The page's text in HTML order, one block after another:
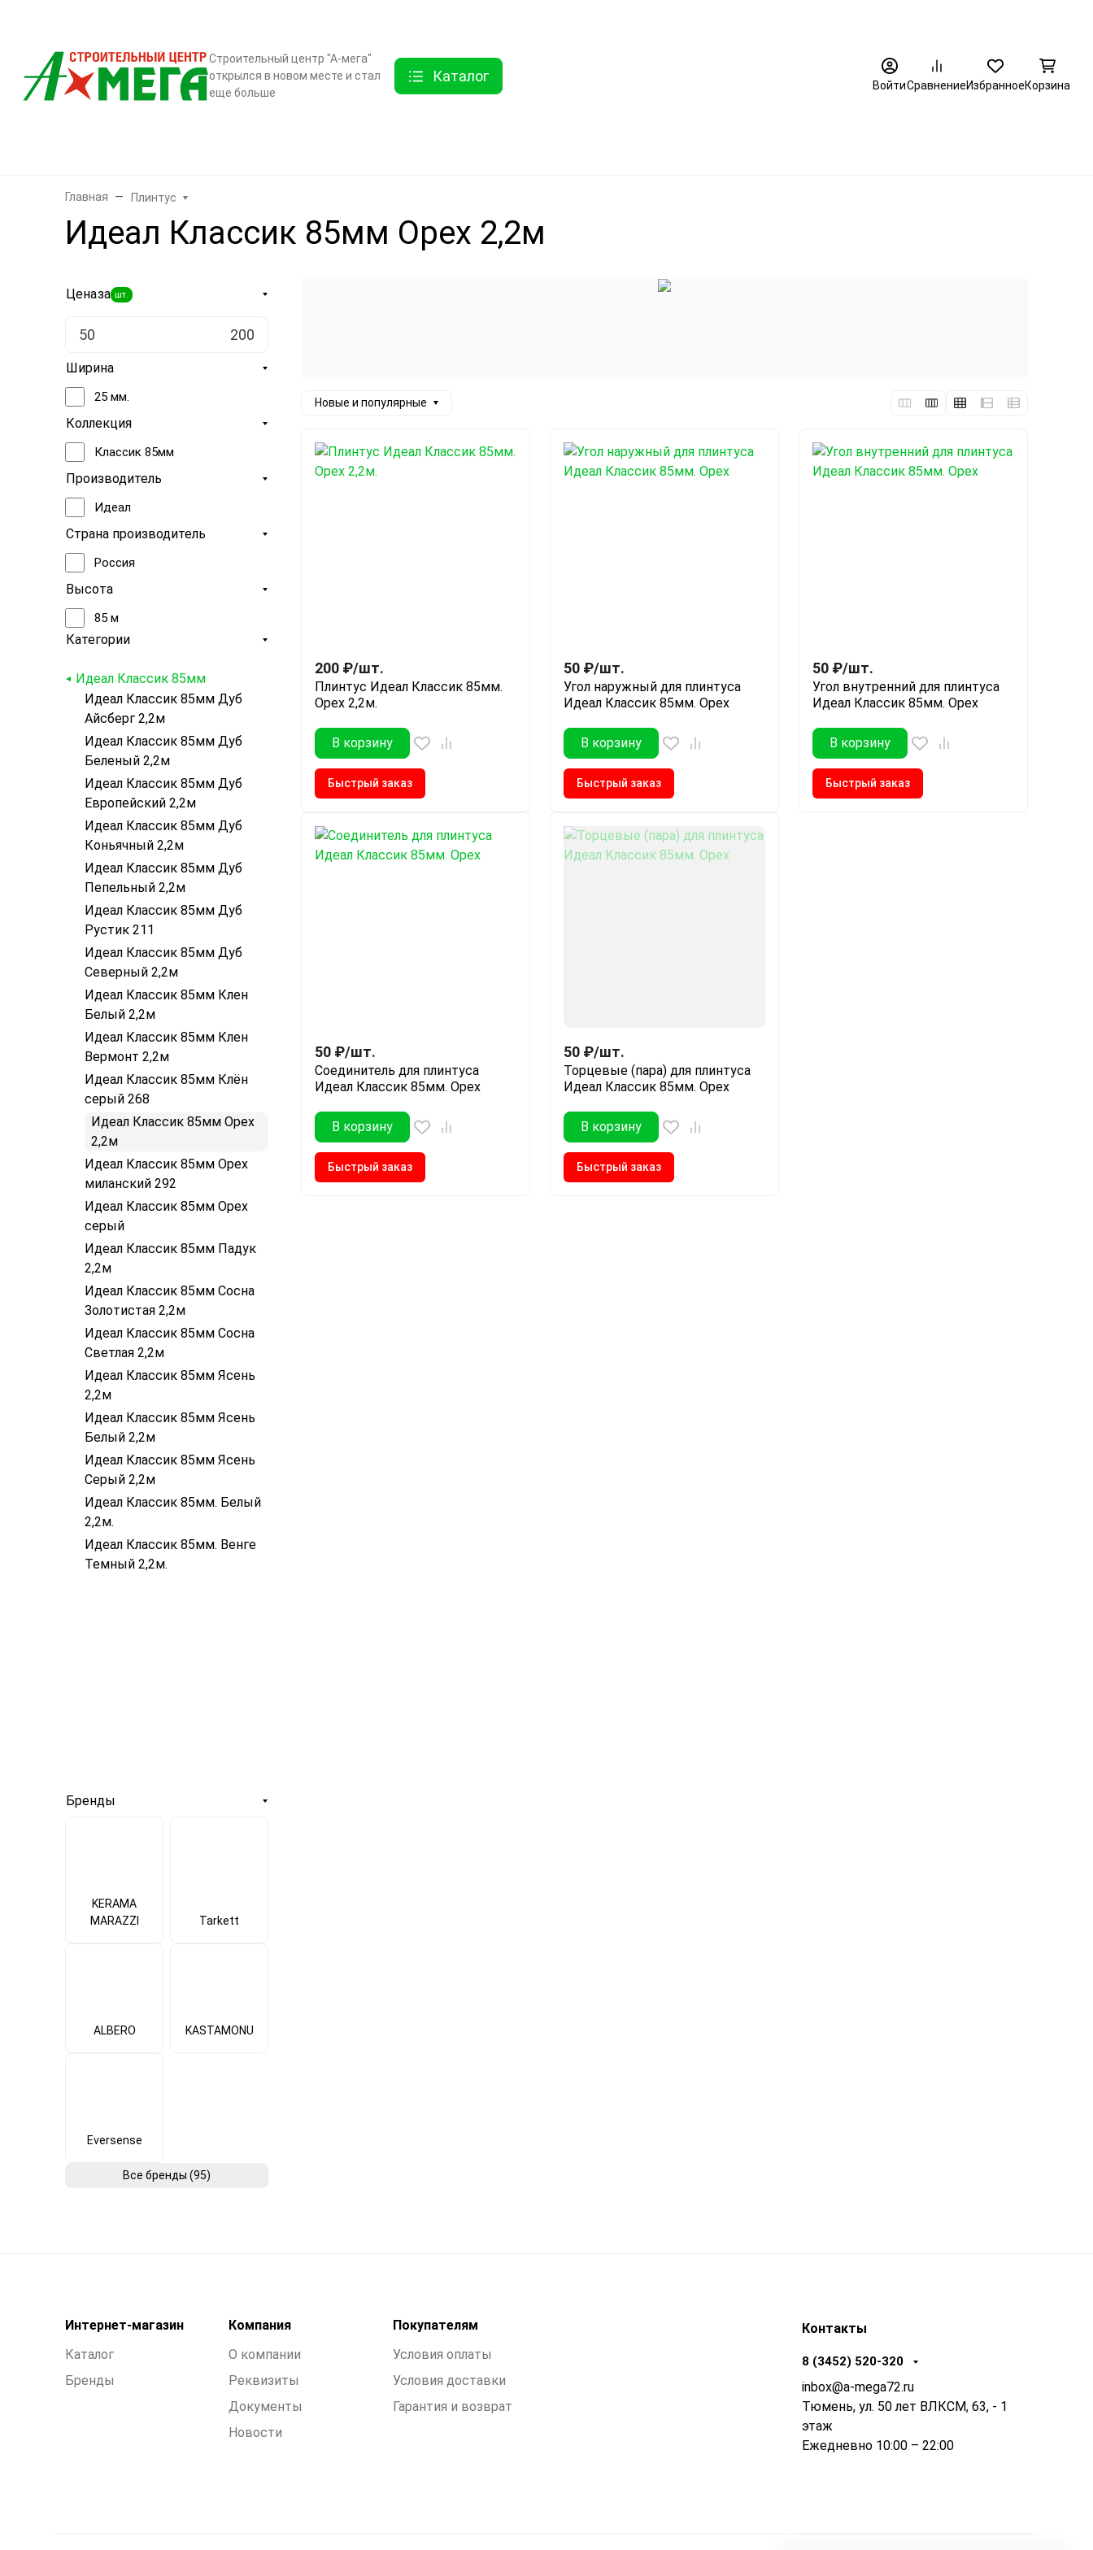
Строительный центр "А-мега"
открылся в новом месте и стал
еще больше
Каталог
ВойтиСравнениеИзбранноеКорзина
Главная Плинтус
Идеал Классик 85мм Орех 2,2м
Ценаза шт.
Ширина
25 мм.
Коллекция
Классик 85мм
Производитель
Идеал
Страна производитель
Россия
Высота
85 м
Категории
Идеал Классик 85мм
Идеал Классик 85мм Дуб
Айсберг 2,2м
Идеал Классик 85мм Дуб
Беленый 2,2м
Идеал Классик 85мм Дуб
Европейский 2,2м
Идеал Классик 85мм Дуб
Коньячный 2,2м
Идеал Классик 85мм Дуб
Пепельный 2,2м
Идеал Классик 85мм Дуб
Рустик 211
Идеал Классик 85мм Дуб
Северный 2,2м
Идеал Классик 85мм Клен
Белый 2,2м
Идеал Классик 85мм Клен
Вермонт 2,2м
Идеал Классик 85мм Клён
серый 268
Идеал Классик 85мм Орех
2,2м
Идеал Классик 85мм Орех
миланский 292
Идеал Классик 85мм Орех
серый
Идеал Классик 85мм Падук
2,2м
Идеал Классик 85мм Сосна
Золотистая 2,2м
Идеал Классик 85мм Сосна
Светлая 2,2м
Идеал Классик 85мм Ясень
2,2м
Идеал Классик 85мм Ясень
Белый 2,2м
Идеал Классик 85мм Ясень
Серый 2,2м
Идеал Классик 85мм. Белый
2,2м.
Идеал Классик 85мм. Венге
Темный 2,2м.
Бренды
KERAMA
MARAZZI
Tarkett
ALBERO KASTAMONU
Eversense
Все бренды (95)
Новые и популярные
200 ₽/шт.
Плинтус Идеал Классик 85мм.
Орех 2,2м.
В корзину
Быстрый заказ
50 ₽/шт.
Угол наружный для плинтуса
Идеал Классик 85мм. Орех
В корзину
Быстрый заказ
50 ₽/шт.
Угол внутренний для плинтуса
Идеал Классик 85мм. Орех
В корзину
Быстрый заказ
50 ₽/шт.
Соединитель для плинтуса
Идеал Классик 85мм. Орех
В корзину
Быстрый заказ
50 ₽/шт.
Торцевые (пара) для плинтуса
Идеал Классик 85мм. Орех
В корзину
Быстрый заказ
Интернет-магазин
Каталог
Бренды
Компания
О компании
Реквизиты
Документы
Новости
Покупателям
Условия оплаты
Условия доставки
Гарантия и возврат
Контакты
8 (3452) 520-320
inbox@a-mega72.ru
Тюмень, ул. 50 лет ВЛКСМ, 63, - 1
этаж
Ежедневно 10:00 – 22:00